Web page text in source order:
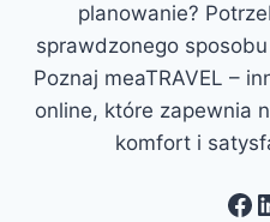
planowanie?
sprawdzonego
Poznaj meaTRAVEL –
online, które zapewnia
komfort i